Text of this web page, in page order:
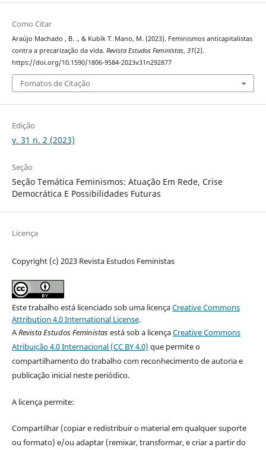
Como Citar
Araújo Machado , B. ., & Kubík T. Mano, M. (2023). Feminismos anticapitalistas
contra a precarização da vida. Revista Estudos Feministas, 31(2).
https://doi.org/10.1590/1806-9584-2023v31n292877
Fomatos de Citação
Edição
v. 31 n. 2 (2023)
Seção
Seção Temática Feminismos: Atuação Em Rede, Crise
Democrática E Possibilidades Futuras
Licença
Copyright (c) 2023 Revista Estudos Feministas
Este trabalho está licenciado sob uma licençaCreative Commons
Attribution 4.0 International License.
ARevista Estudos Feministasestá sob a licençaCreative Commons
Atribuição 4.0 Internacional (CC BY 4.0) que permite o
compartilhamento do trabalho com reconhecimento de autoria e
publicação inicial neste periódico.
A licença permite:
Compartilhar (copiar e redistribuir o material em qualquer suporte
ou formato) e/ou adaptar (remixar, transformar, e criar a partir do